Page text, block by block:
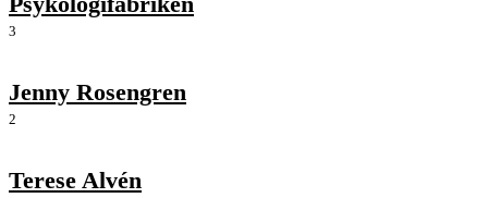
3
Jenny Rosengren
2
Terese Alvén